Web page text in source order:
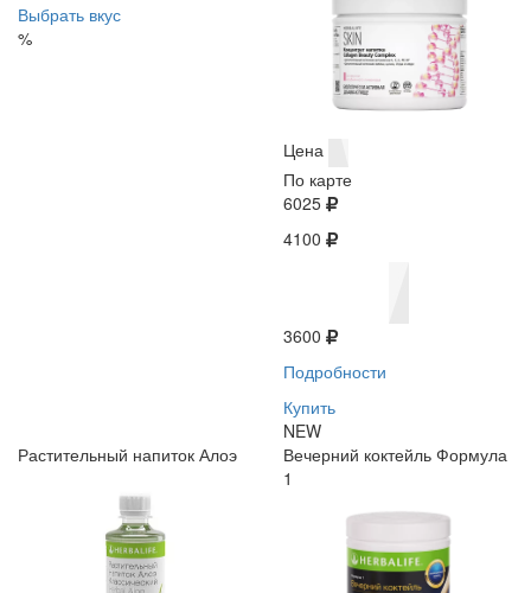
Выбрать вкус
%
Цена
По карте
6025
4100
3600
Подробности
Купить
NEW
Растительный напиток Алоэ
Вечерний коктейль Формула
1